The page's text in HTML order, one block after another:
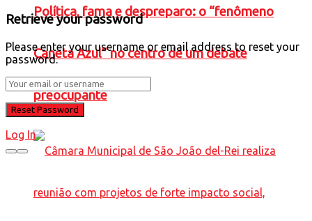
Política, fama e despreparo: o “fenômeno
Caneta Azul” no centro de um debate
preocupante
Retrieve your password
Please enter your username or email address to reset your
password.
Log In